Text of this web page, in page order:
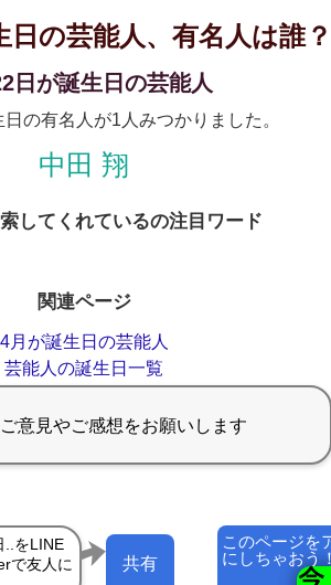
日の芸能人、有名人は誰？
日が誕生日の芸能人
の有名人が1人みつかりました。
中田 翔
してくれているの注目ワード
関連ページ
4月が誕生日の芸能人
芸能人の誕生日一覧
このページを
にしちゃおう
共有